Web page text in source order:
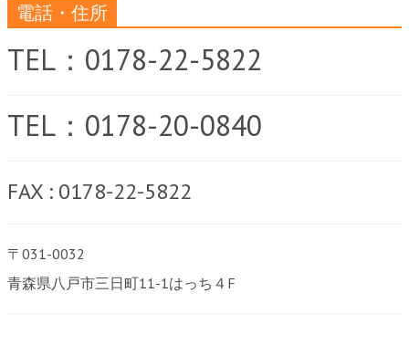
電話・住所
TEL：0178-22-5822
TEL：0178-20-0840
FAX : 0178-22-5822
〒031-0032
青森県八戸市三日町11-1はっち４F